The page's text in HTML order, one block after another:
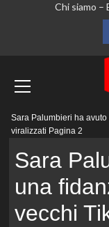
Chi siamo –
principale
Sara Palumbieri ha
viralizzati Pagina 2
Sara
una
vecchi